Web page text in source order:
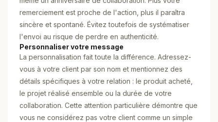
remerciement est proche de l'action, plus il paraîtra
sincère et spontané. Évitez toutefois de systématiser
l'envoi au risque de perdre en authenticité.
Personnaliser votre message
La personnalisation fait toute la différence. Adressez-
vous à votre client par son nom et mentionnez des
détails spécifiques à votre relation : le produit acheté,
le projet réalisé ensemble ou la durée de votre
collaboration. Cette attention particulière démontre que
vous ne considérez pas votre client comme un simple